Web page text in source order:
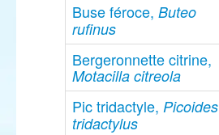
Buse féroce, Buteo
rufinus
Bergeronnette citrine,
Motacilla citreola
Pic tridactyle, Picoides
tridactylus